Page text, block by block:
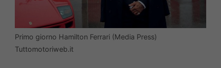
Primo giorno Hamilton Ferrari (Media Press)
Tuttomotoriweb.it